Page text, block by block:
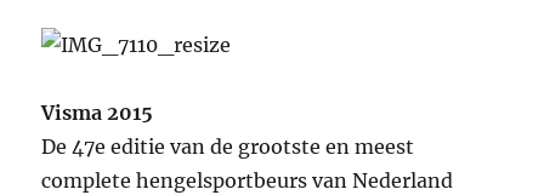
Visma 2015
De 47e editie van de grootste en meest
complete hengelsportbeurs van Nederland